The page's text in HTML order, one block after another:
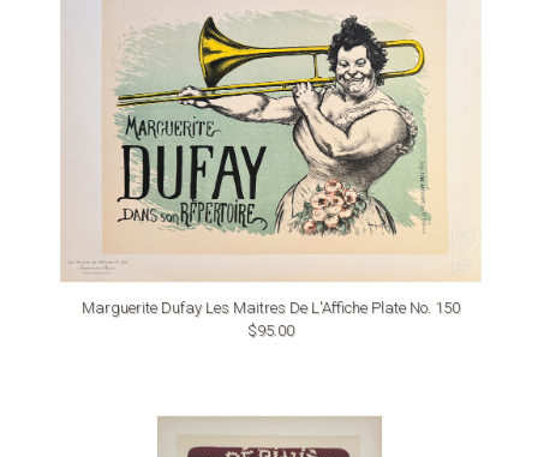
Marguerite Dufay Les Maitres De L'Affiche Plate No. 150
$95.00